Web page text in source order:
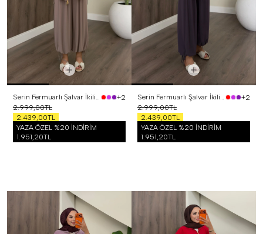
Serin Fermuarlı Şalvar İkili Takım Vizon
+2
2.999,00TL
2.439,00TL
YAZA ÖZEL %20 İNDİRİM
1.951,20TL
Serin Fermuarlı Şalvar İkili Takım Mor
+2
2.999,00TL
2.439,00TL
YAZA ÖZEL %20 İNDİRİM
1.951,20TL